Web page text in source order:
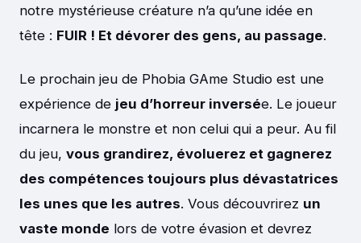
notre mystérieuse créature n’a qu’une idée en
tête : FUIR ! Et dévorer des gens, au passage.
Le prochain jeu de Phobia GAme Studio est une
expérience de jeu d’horreur inversée. Le joueur
incarnera le monstre et non celui qui a peur. Au fil
du jeu, vous grandirez, évoluerez et gagnerez
des compétences toujours plus dévastatrices
les unes que les autres. Vous découvrirez un
vaste monde lors de votre évasion et devrez